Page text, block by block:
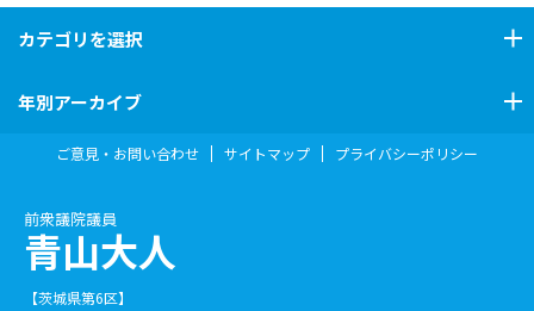
カテゴリを選択
年別アーカイブ
前衆議院議員
青山大人
【茨城県第6区】
ご意見・お問い合わせ サイトマップ プライバシーポリシー